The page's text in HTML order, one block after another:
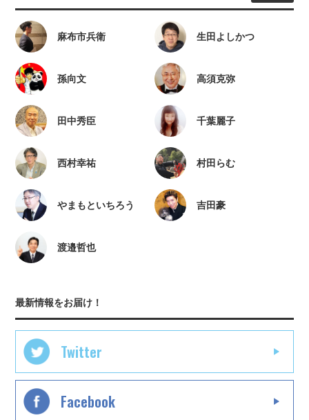
麻布市兵衛 生田よしかつ
孫向文 高須克弥
田中秀臣 千葉麗子
西村幸祐 村田らむ
やまもといちろう 吉田豪
渡邉哲也
最新情報をお届け！
Twitter
Facebook